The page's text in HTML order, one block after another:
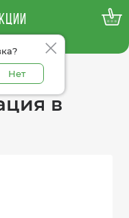
Нет
акции
в